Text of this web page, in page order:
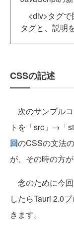
<div>タグで
タグと、説明
CSSの記述
次のサンプル
トを「src」→「
回のCSSの文法
が、その時の方
念のために今
したらTauri 2.0
きます。